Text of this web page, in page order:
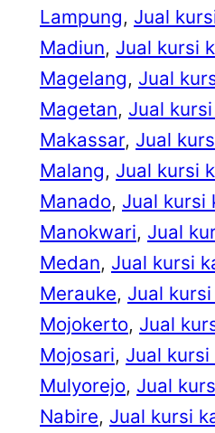
Lampung, Jual
Madiun, Jual kursi
Magelang, Jual
Magetan, Jual
Makassar, Jual
Malang, Jual kursi
Manado, Jual kursi
Manokwari, Jual
Medan, Jual kursi
Merauke, Jual
Mojokerto, Jual
Mojosari, Jual
Mulyorejo, Jual
Nabire, Jual kursi